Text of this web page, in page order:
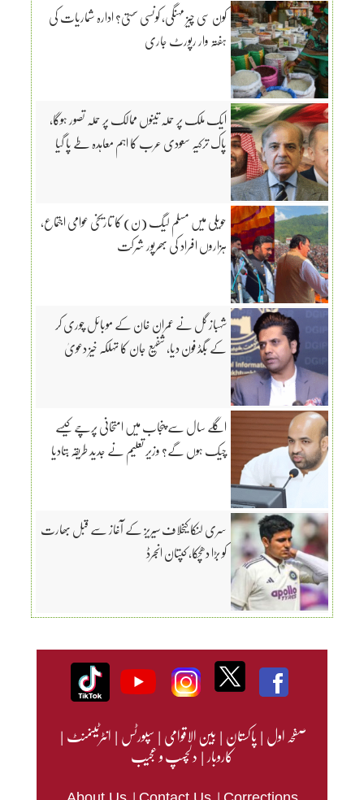
کون سی چیز مہنگی، کونسی سستی؟ ادارہ شماریات کی
ہفتہ وار رپورٹ جاری
ایک ملک پر حملہ تینوں ممالک پر حملہ تصور ہوگا،
پاک ترکیہ سعودی عرب کا اہم معاہدہ طے پا گیا
حویلی میں مسلم لیگ (ن) کا تاریخی عوامی اجتماع،
ہزاروں افراد کی بھرپور شرکت
شہباز گل نے عمران خان کے موبائل چوری کر
کے بگڈ فون دیا، شفیع جان کا تہلکہ خیز دعویٰ
اگلے سال سے پنجاب میں امتحانی پرچے کیسے
چیک ہوں گے؟ وزیر تعلیم نے جدید طریقہ بتادیا
سری لنکا کیخلاف سیریز کے آغاز سے قبل بھارت
کو بڑا دھچکا، کپتان انجرڈ
صفحہ اول|پاکستان|بین الاقوامی|سپورٹس|انٹرٹینمنٹ|
کاروبار|دلچسپ و عجیب